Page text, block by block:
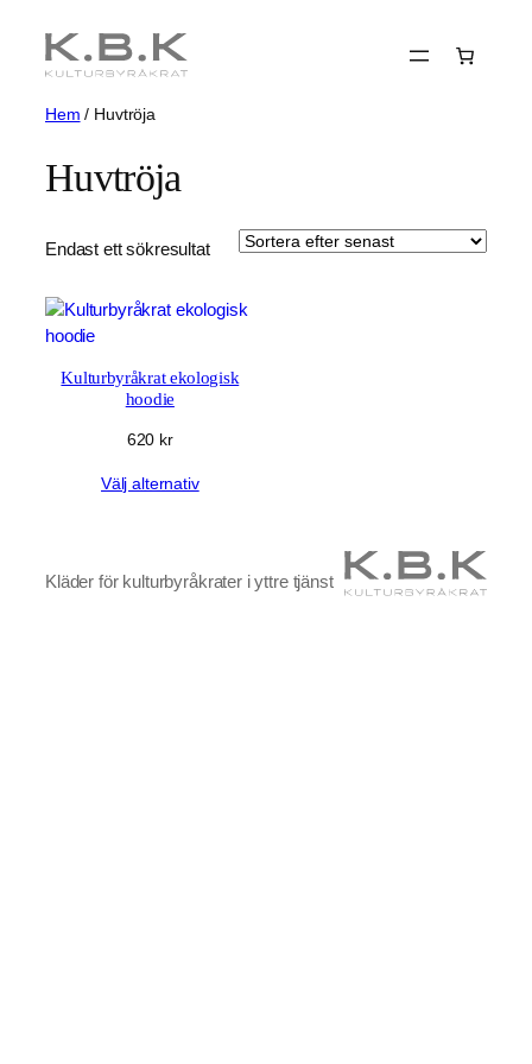
innehåll
Hem / Huvtröja
Huvtröja
Endast ett sökresultat
Kulturbyråkrat ekologisk
hoodie
620 kr
Välj alternativ
Kläder för kulturbyråkrater i yttre tjänst